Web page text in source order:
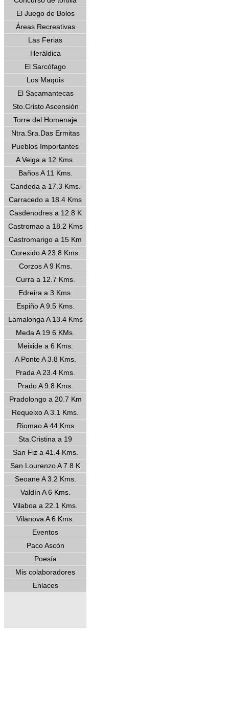
El Juego de Bolos
Áreas Recreativas
Las Ferias
Heráldica
El Sarcófago
Los Maquis
El Sacamantecas
Sto.Cristo Ascensión
Torre del Homenaje
Ntra.Sra.Das Ermitas
Pueblos Importantes
A Veiga a 12 Kms.
Baños A 11 Kms.
Candeda a 17.3 Kms.
Carracedo a 18.4 Kms
Casdenodres a 12.8 K
Castromao a 18.2 Kms
Castromarigo a 15 Km
Corexido A 23.8 Kms.
Corzos A 9 Kms.
Curra a 12.7 Kms.
Edreira a 3 Kms.
Espiño A 9.5 Kms.
Lamalonga A 13.4 Kms
Meda A 19.6 KMs.
Meixide a 6 Kms.
A Ponte A 3.8 Kms.
Prada A 23.4 Kms.
Prado A 9.8 Kms.
Pradolongo a 20.7 Km
Requeixo A 3.1 Kms.
Riomao A 44 Kms
Sta.Cristina a 19
San Fiz a 41.4 Kms.
San Lourenzo A 7.8 K
Seoane A 3.2 Kms.
Valdín A 6 Kms.
Vilaboa a 22.1 Kms.
Vilanova A 6 Kms.
Eventos
Paco Ascón
Poesía
Mis colaboradores
Enlaces